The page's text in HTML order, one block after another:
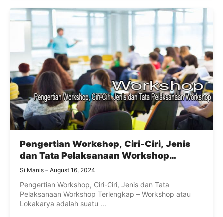
Pengertian Workshop, Ciri-Ciri, Jenis
dan Tata Pelaksanaan Workshop
Terlengkap
Si Manis August 16, 2024
Pengertian Workshop, Ciri-Ciri, Jenis dan Tata
Pelaksanaan Workshop Terlengkap – Workshop atau
Lokakarya adalah suatu ...